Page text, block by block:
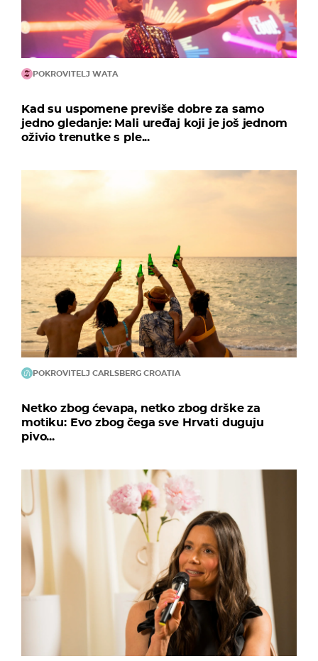
POKROVITELJ WATA
Kad su uspomene previše dobre za samo
jedno gledanje: Mali uređaj koji je još jednom
oživio trenutke s ple...
POKROVITELJ CARLSBERG CROATIA
Netko zbog ćevapa, netko zbog drške za
motiku: Evo zbog čega sve Hrvati duguju
pivo...